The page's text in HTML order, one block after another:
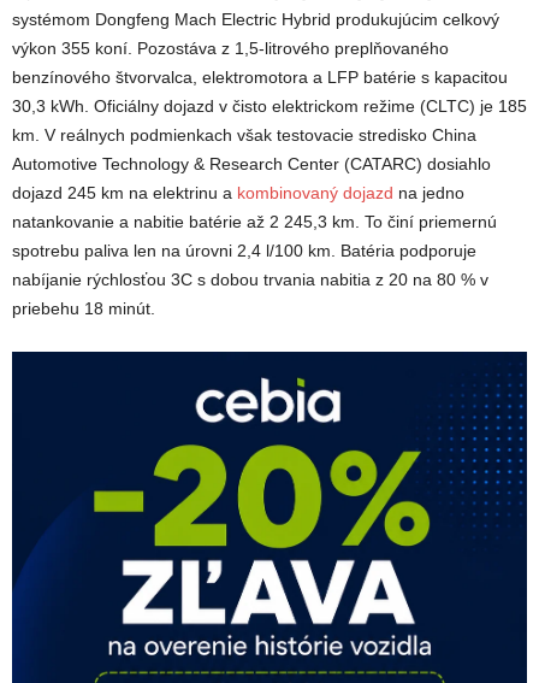
systémom Dongfeng Mach Electric Hybrid produkujúcim celkový
výkon 355 koní. Pozostáva z 1,5-litrového preplňovaného
benzínového štvorvalca, elektromotora a LFP batérie s kapacitou
30,3 kWh. Oficiálny dojazd v čisto elektrickom režime (CLTC) je 185
km. V reálnych podmienkach však testovacie stredisko China
Automotive Technology & Research Center (CATARC) dosiahlo
dojazd 245 km na elektrinu a kombinovaný dojazd na jedno
natankovanie a nabitie batérie až 2 245,3 km. To činí priemernú
spotrebu paliva len na úrovni 2,4 l/100 km. Batéria podporuje
nabíjanie rýchlosťou 3C s dobou trvania nabitia z 20 na 80 % v
priebehu 18 minút.